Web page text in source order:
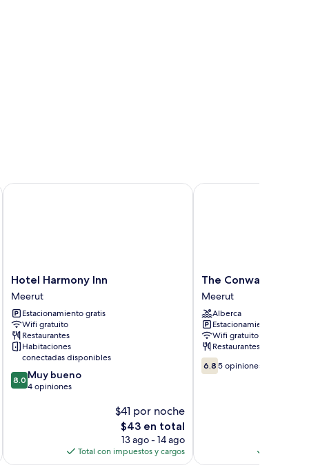
Hotel
Harmony
Inn
Meerut
Hotel Harmony Inn
Meerut
Estacionamiento gratis
Wifi gratuito
Restaurantes
Habitaciones
conectadas disponibles
8.0
de
8.0 Muy bueno
4 opiniones
$41 por noche
El
precio
actual
es
$43 en total
13 ago - 14 ago
Total con impuestos y cargos
Hotel Harmony Inn
The
Conway
Meerut
The Conway
Meerut
Alberca
Estacionamiento gratis
Wifi gratuito
Restaurantes
6.8
de
6.8 5 opiniones
The Conway